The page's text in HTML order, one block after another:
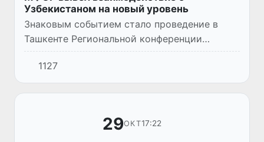
Узбекистаном на новый уровень
Знаковым событием стало проведение в
Ташкенте Региональной конференции
«Общий путь финансирования
трансформации продовольственных систем
в регионе Европа - Центральная Азия» с
1127
29ОКТ17:22